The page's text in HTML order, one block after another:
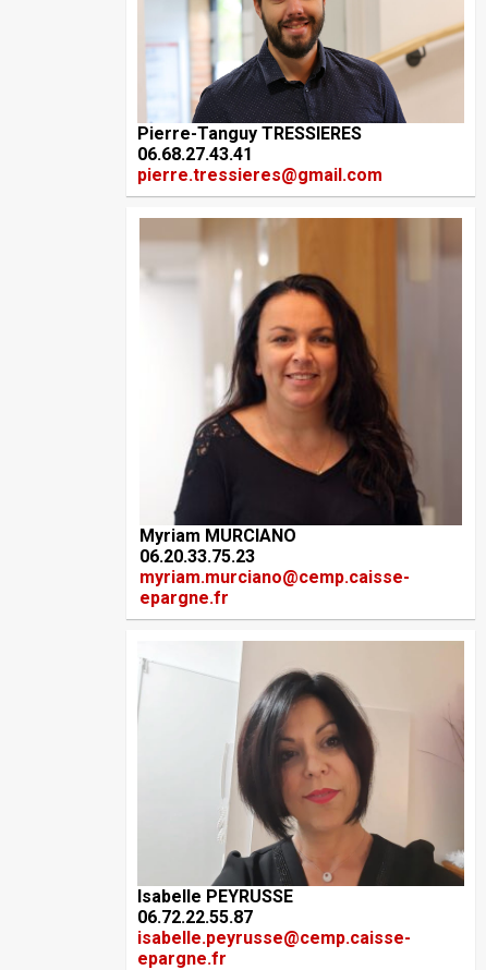
Pierre-Tanguy TRESSIERES
06.68.27.43.41
pierre.tressieres@gmail.com
Myriam MURCIANO
06.20.33.75.23
myriam.murciano@cemp.caisse-
epargne.fr
Isabelle PEYRUSSE
06.72.22.55.87
isabelle.peyrusse@cemp.caisse-
epargne.fr